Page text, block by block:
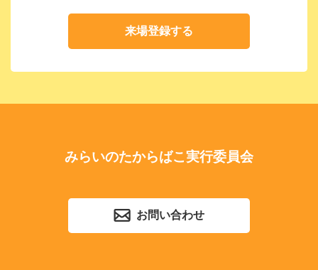
来場登録する
みらいのたからばこ実行委員会
お問い合わせ